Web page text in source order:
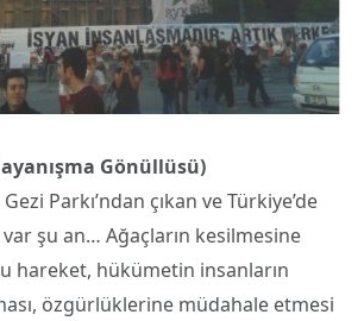
Gönüllüsü)
Parkı’ndan çıkan ve Türkiye’de
şu an… Ağaçların kesilmesine
hareket, hükümetin insanların
özgürlüklerine müdahale etmesi